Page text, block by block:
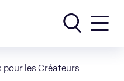
pour les Créateurs